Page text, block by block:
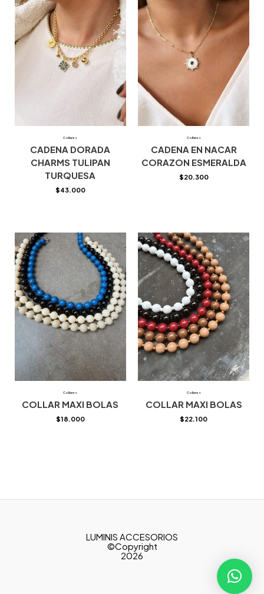
Collares
CADENA DORADA
CHARMS TULIPAN
TURQUESA
$43.000
Collares
CADENA EN NACAR
CORAZON ESMERALDA
$20.300
Collares
COLLAR MAXI BOLAS
$18.000
Collares
COLLAR MAXI BOLAS
$22.100
LUMINIS ACCESORIOS
©Copyright
2026